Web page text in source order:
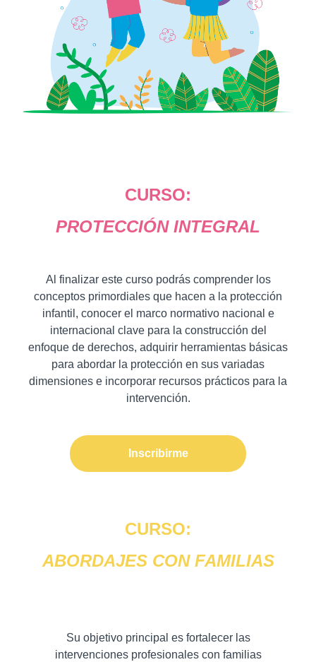
CURSO:
PROTECCIÓN INTEGRAL
Al finalizar este curso podrás comprender los
conceptos primordiales que hacen a la protección
infantil, conocer el marco normativo nacional e
internacional clave para la construcción del
enfoque de derechos, adquirir herramientas básicas
para abordar la protección en sus variadas
dimensiones e incorporar recursos prácticos para la
intervención.
Inscribirme
CURSO:
ABORDAJES CON FAMILIAS
Su objetivo principal es fortalecer las
intervenciones profesionales con familias